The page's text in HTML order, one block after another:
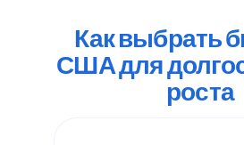
Как выбрать
США для
роста